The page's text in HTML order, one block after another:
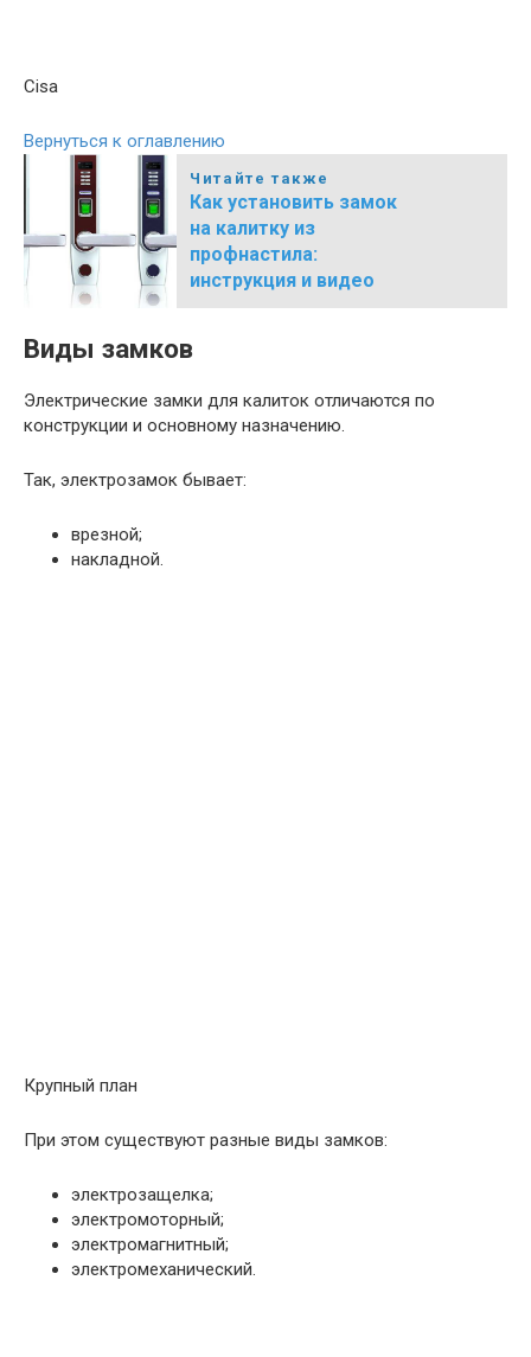
Cisa
Вернуться к оглавлению
Читайте также
Как установить замок
на калитку из
профнастила:
инструкция и видео
Виды замков
Электрические замки для калиток отличаются по
конструкции и основному назначению.
Так, электрозамок бывает:
врезной;
накладной.
Крупный план
При этом существуют разные виды замков:
электрозащелка;
электромоторный;
электромагнитный;
электромеханический.